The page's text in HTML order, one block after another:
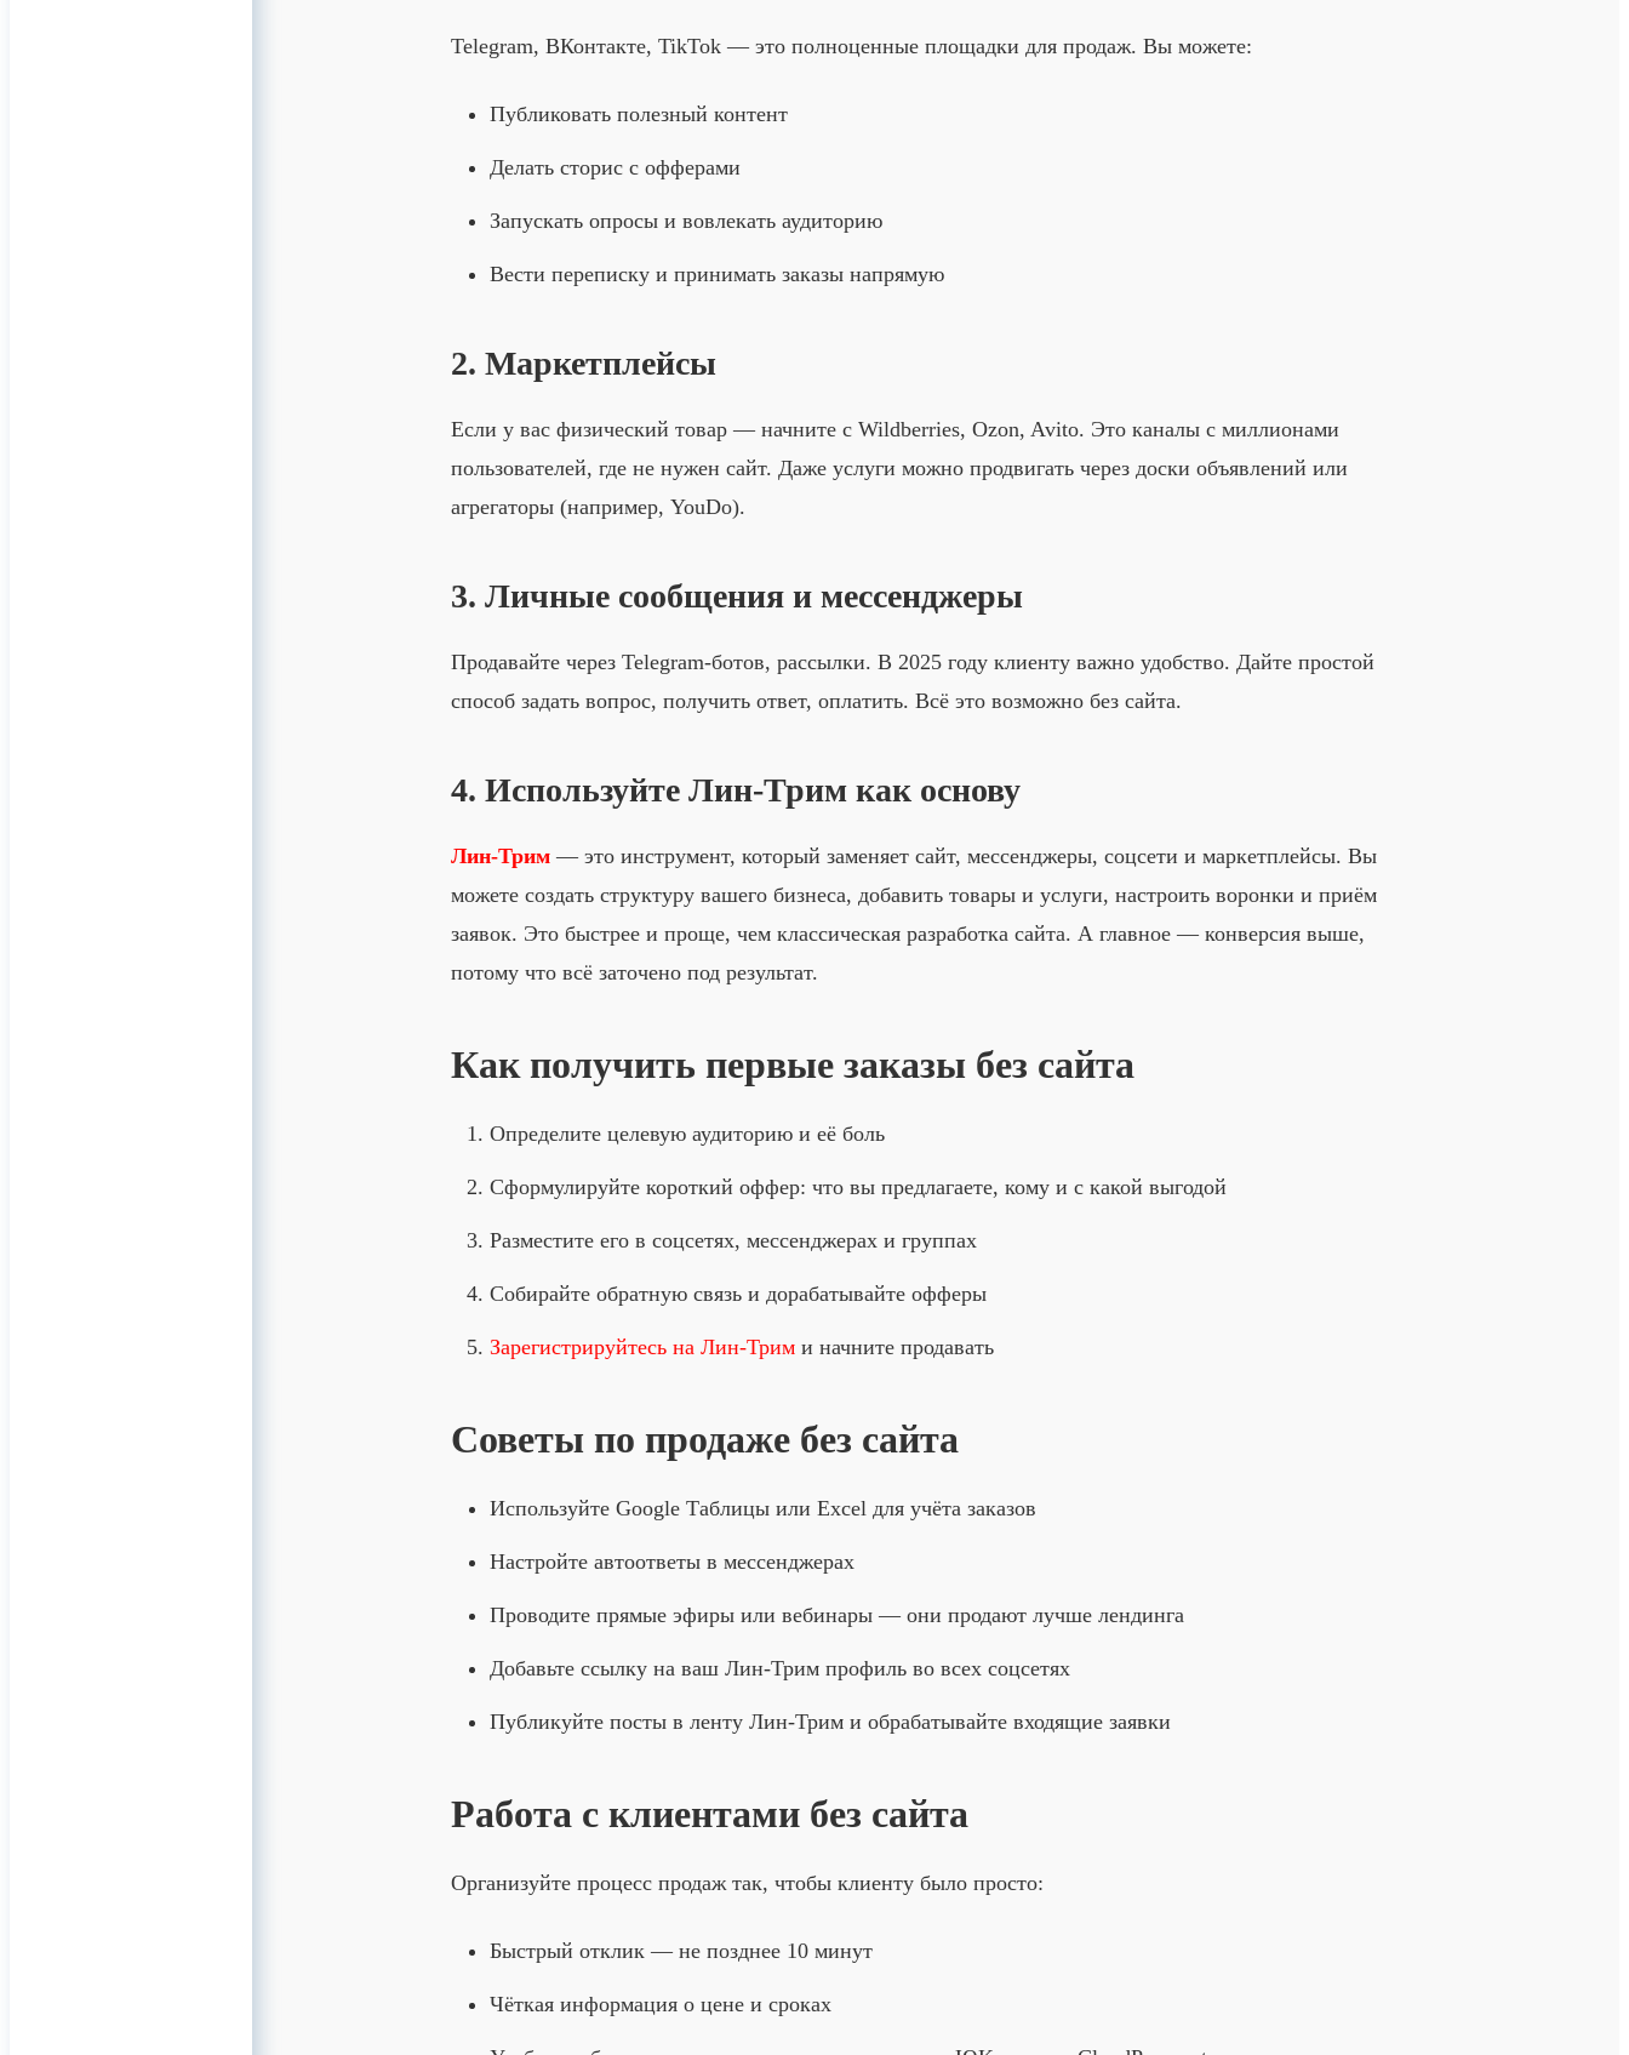
Telegram, ВКонтакте, TikTok — это полноценные площадки для продаж. Вы можете:
Публиковать полезный контент
Делать сторис с офферами
Запускать опросы и вовлекать аудиторию
Вести переписку и принимать заказы напрямую
2. Маркетплейсы
Если у вас физический товар — начните с Wildberries, Ozon, Avito. Это каналы с миллионами
пользователей, где не нужен сайт. Даже услуги можно продвигать через доски объявлений или
агрегаторы (например, YouDo).
3. Личные сообщения и мессенджеры
Продавайте через Telegram-ботов, рассылки. В 2025 году клиенту важно удобство. Дайте простой
способ задать вопрос, получить ответ, оплатить. Всё это возможно без сайта.
4. Используйте Лин-Трим как основу
Лин-Трим — это инструмент, который заменяет сайт, мессенджеры, соцсети и маркетплейсы. Вы
можете создать структуру вашего бизнеса, добавить товары и услуги, настроить воронки и приём
заявок. Это быстрее и проще, чем классическая разработка сайта. А главное — конверсия выше,
потому что всё заточено под результат.
Как получить первые заказы без сайта
Определите целевую аудиторию и её боль
Сформулируйте короткий оффер: что вы предлагаете, кому и с какой выгодой
Разместите его в соцсетях, мессенджерах и группах
Собирайте обратную связь и дорабатывайте офферы
Зарегистрируйтесь на Лин-Трим и начните продавать
Советы по продаже без сайта
Используйте Google Таблицы или Excel для учёта заказов
Настройте автоответы в мессенджерах
Проводите прямые эфиры или вебинары — они продают лучше лендинга
Добавьте ссылку на ваш Лин-Трим профиль во всех соцсетях
Публикуйте посты в ленту Лин-Трим и обрабатывайте входящие заявки
Работа с клиентами без сайта
Организуйте процесс продаж так, чтобы клиенту было просто:
Быстрый отклик — не позднее 10 минут
Чёткая информация о цене и сроках